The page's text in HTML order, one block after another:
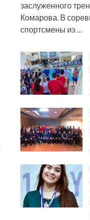
заслуженного
Комарова. В
спортсмены из …